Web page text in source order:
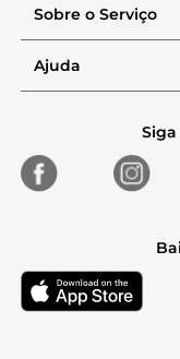
Sobre o Serviço
Ajuda
Siga